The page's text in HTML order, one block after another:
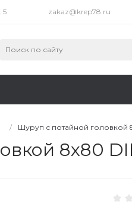
5 zakaz@krep78.ru
/ Шуруп с потайной головкой
8x80